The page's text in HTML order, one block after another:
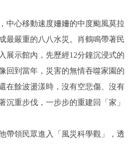
中心移動速度姍姍的中度颱風莫拉
最嚴重的八八水災。肖鶴鳴帶著民
展示館內，先歷經12分鐘沉浸式的
回到當年，災害的無情吞噬家園的
在餘波盪漾時，沒有空悲傷、沒有
沉重步伐，一步步的重建回「家」
帶領民眾進入「風災科學觀」，透